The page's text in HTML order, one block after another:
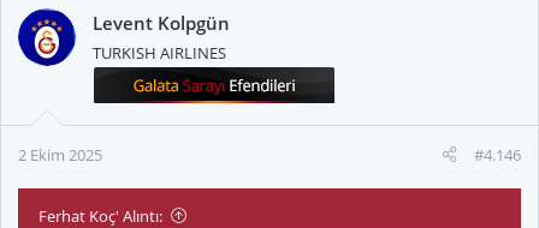
k
i
l
Levent Kolpgün
TURKISH AIRLINES
2 Ekim 2025 #4.146
Ferhat Koç' Alıntı: